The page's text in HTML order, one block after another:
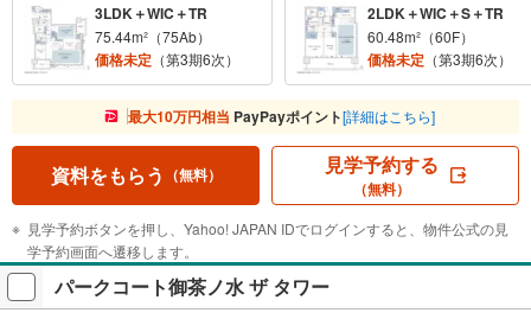
3LDK＋WIC＋TR
75.44m²（75Ab）
価格未定 （第3期6次）
2LDK＋WIC＋S＋TR
60.48m²（60F）
価格未定 （第3期6次）
最大10万円相当 PayPayポイント[詳細はこちら]
資料をもらう （無料） 見学予約する
（無料）
見学予約ボタンを押し、Yahoo! JAPAN IDでログインすると、物件公式の見
学予約画面へ遷移します。
パークコート御茶ノ水 ザ タワー